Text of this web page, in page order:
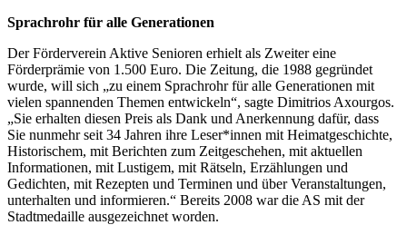
Sprachrohr für alle Generationen
Der Förderverein Aktive Senioren erhielt als Zweiter eine
Förderprämie von 1.500 Euro. Die Zeitung, die 1988 gegründet
wurde, will sich „zu einem Sprachrohr für alle Generationen mit
vielen spannenden Themen entwickeln“, sagte Dimitrios Axourgos.
„Sie erhalten diesen Preis als Dank und Anerkennung dafür, dass
Sie nunmehr seit 34 Jahren ihre Leser*innen mit Heimatgeschichte,
Historischem, mit Berichten zum Zeitgeschehen, mit aktuellen
Informationen, mit Lustigem, mit Rätseln, Erzählungen und
Gedichten, mit Rezepten und Terminen und über Veranstaltungen,
unterhalten und informieren.“ Bereits 2008 war die AS mit der
Stadtmedaille ausgezeichnet worden.